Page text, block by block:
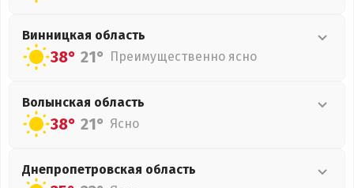
Винницкая область
38° 21° Преимущественно ясно
Волынская область
38° 21° Ясно
Днепропетровская область